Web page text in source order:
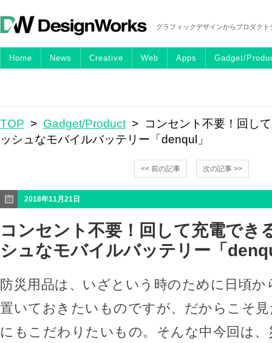
グラフィックデザインからプロダク
Home News Creative Web Apps Gadget/
TOP > Gadget/Product > コンセント不要！回し
ッシュなモバイルバッテリー「denqul」
<< 前の記事 次の記事 >>
2018年11月21日
コンセント不要！回して充電でき
シュなモバイルバッテリー「
防災用品は、いざという時のために日頃か
置いておきたいものですが、だからこそ
にもこだわりたいもの。そんな中今回は